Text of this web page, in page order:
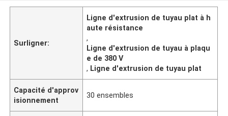
Surligner:
Ligne d'extrusion de tuyau plat à h
aute résistance
,
Ligne d'extrusion de tuyau à plaqu
e de 380 V
, Ligne d'extrusion de tuyau plat
Capacité d'approv
isionnement
30 ensembles